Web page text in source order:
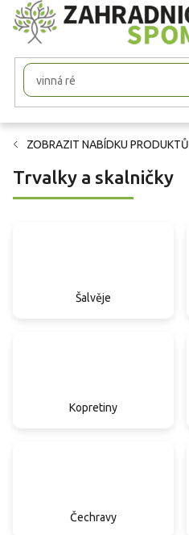
Přejít
na
obsah
ZOBRAZIT NABÍDKU PRODUKTŮ
Trvalky a skalničky
Šalvěje
Kopretiny
Čechravy